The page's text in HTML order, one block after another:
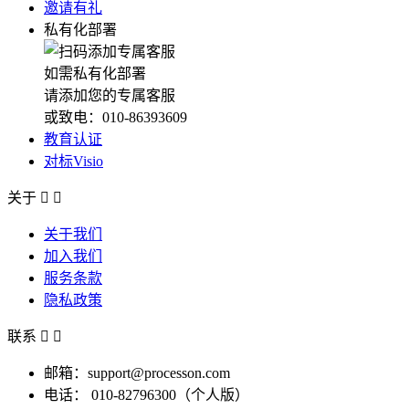
邀请有礼
私有化部署
如需私有化部署
请添加您的专属客服
或致电：010-86393609
教育认证
对标Visio
关于  
关于我们
加入我们
服务条款
隐私政策
联系  
邮箱：support@processon.com
电话：
010-82796300（个人版）